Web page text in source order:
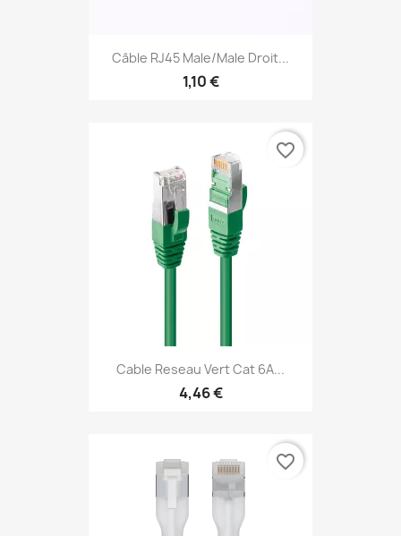
Câble RJ45 Male/Male Droit...
1,10 €
Cable Reseau Vert Cat 6A...
4,46 €
favorite_border
favorite_border